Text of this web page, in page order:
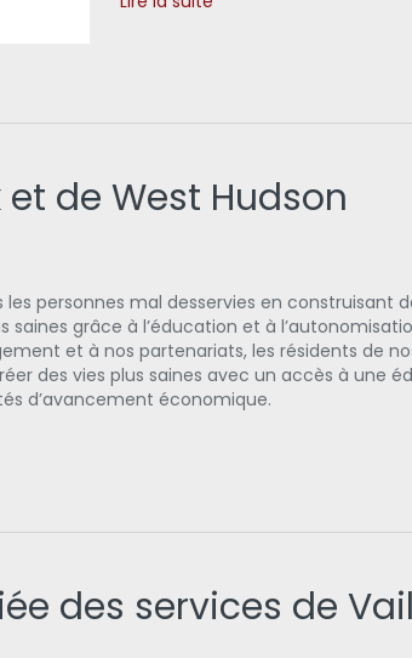
et de West Hudson
les personnes mal desservies en construisant
saines grâce à l’éducation et à
et à nos partenariats, les résidents de
des vies plus saines avec un accès à une
d’avancement économique.
des services de